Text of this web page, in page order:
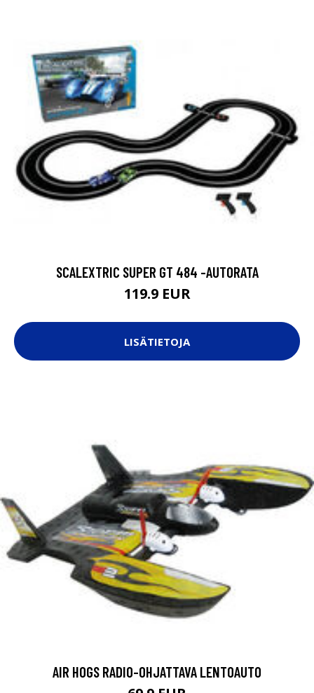
SCALEXTRIC SUPER GT 484 -AUTORATA
119.9 EUR
LISÄTIETOJA
AIR HOGS RADIO-OHJATTAVA LENTOAUTO